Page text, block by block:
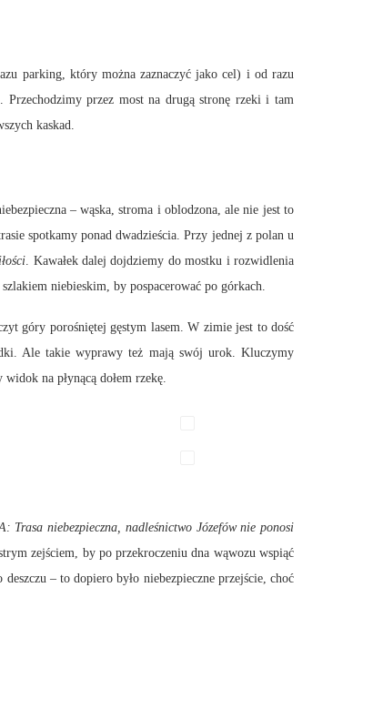
parking, który można zaznaczyć jako cel) i od razu
Przechodzimy przez most na drugą stronę rzeki i tam
kaskad.
– wąska, stroma i oblodzona, ale nie jest to
spotkamy ponad dwadzieścia. Przy jednej z polan u
. Kawałek dalej dojdziemy do mostku i rozwidlenia
niebieskim, by pospacerować po górkach.
góry porośniętej gęstym lasem. W zimie jest to dość
Ale takie wyprawy też mają swój urok. Kluczymy
na płynącą dołem rzekę.
Trasa niebezpieczna, nadleśnictwo Józefów nie ponosi
zejściem, by po przekroczeniu dna wąwozu wspiąć
– to dopiero było niebezpieczne przejście, choć